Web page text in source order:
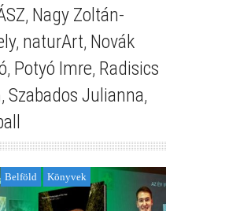
, Nagy Zoltán-
, naturArt, Novák
, Potyó Imre, Radisics
, Szabados Julianna,
Belföld Könyvek